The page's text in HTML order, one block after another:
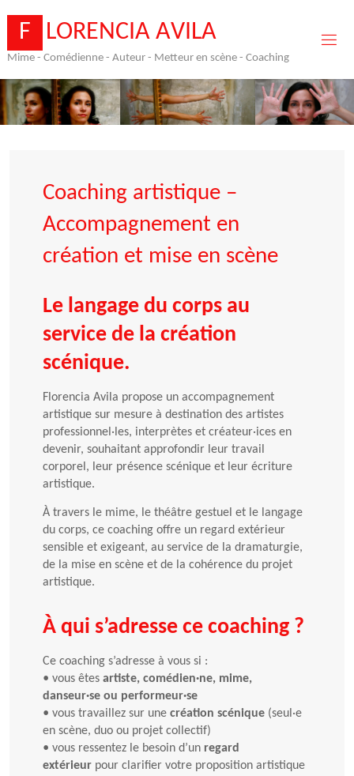
content
F LORENCIA AVILA
Mime - Comédienne - Auteur - Metteur en scène - Coaching
Coaching artistique –
Accompagnement en
création et mise en scène
Le langage du corps au
service de la création
scénique.
Florencia Avila propose un accompagnement
artistique sur mesure à destination des artistes
professionnel·les, interprètes et créateur·ices en
devenir, souhaitant approfondir leur travail
corporel, leur présence scénique et leur écriture
artistique.
À travers le mime, le théâtre gestuel et le langage
du corps, ce coaching offre un regard extérieur
sensible et exigeant, au service de la dramaturgie,
de la mise en scène et de la cohérence du projet
artistique.
À qui s’adresse ce coaching ?
Ce coaching s’adresse à vous si :
• vous êtesartiste, comédien·ne, mime,
danseur·se ou performeur·se
• vous travaillez sur unecréation scénique (seul·e
en scène, duo ou projet collectif)
• vous ressentez le besoin d’un regard
extérieur pour clarifier votre proposition artistique